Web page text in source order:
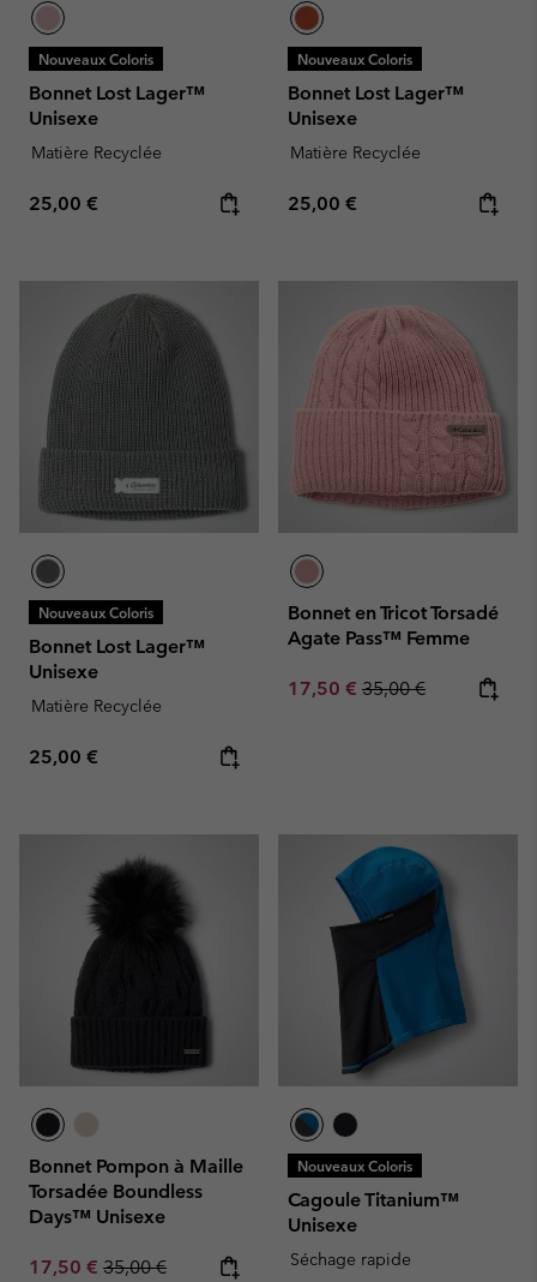
Nouveaux Coloris
Bonnet Lost Lager™
Unisexe
Matière Recyclée
Regular price:
25,00 €
Nouveaux Coloris
Bonnet Lost Lager™
Unisexe
Matière Recyclée
Regular price:
25,00 €
Nouveaux Coloris
Bonnet Lost Lager™
Unisexe
Matière Recyclée
Regular price:
25,00 €
Bonnet en Tricot Torsadé
Agate Pass™ Femme
Sale price:
17,50 € Regular price:
35,00 €
Bonnet Pompon à Maille
Torsadée Boundless
Days™ Unisexe
Sale price:
17,50 € Regular price:
35,00 €
Nouveaux Coloris
Cagoule Titanium™
Unisexe
Séchage rapide